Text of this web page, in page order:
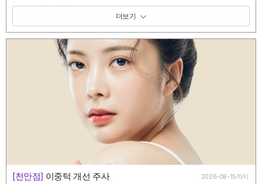
패키지 보기 토글
[천안점] 이중턱 개선 주사 2026-08-15까지